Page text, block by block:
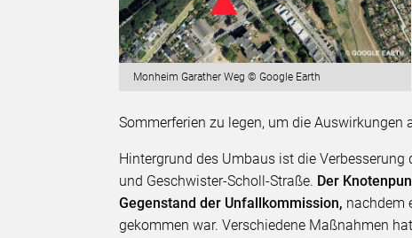
Monheim Garather Weg © Google Earth
Sommerferien zu legen, um die
Hintergrund des Umbaus ist die
und Geschwister-Scholl-Straße. Der
Gegenstand der Unfallkommission, nachdem
gekommen war. Verschiedene Maßnahmen